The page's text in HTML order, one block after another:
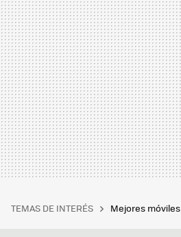
TEMAS DE INTERÉS Mejores móviles